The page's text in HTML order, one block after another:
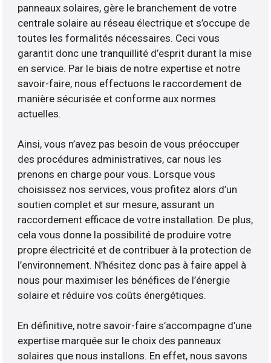
panneaux solaires, gère le branchement de votre
centrale solaire au réseau électrique et s’occupe de
toutes les formalités nécessaires. Ceci vous
garantit donc une tranquillité d’esprit durant la mise
en service. Par le biais de notre expertise et notre
savoir-faire, nous effectuons le raccordement de
manière sécurisée et conforme aux normes
actuelles.
Ainsi, vous n’avez pas besoin de vous préoccuper
des procédures administratives, car nous les
prenons en charge pour vous. Lorsque vous
choisissez nos services, vous profitez alors d’un
soutien complet et sur mesure, assurant un
raccordement efficace de votre installation. De plus,
cela vous donne la possibilité de produire votre
propre électricité et de contribuer à la protection de
l’environnement. N’hésitez donc pas à faire appel à
nous pour maximiser les bénéfices de l’énergie
solaire et réduire vos coûts énergétiques.
En définitive, notre savoir-faire s’accompagne d’une
expertise marquée sur le choix des panneaux
solaires que nous installons. En effet, nous savons